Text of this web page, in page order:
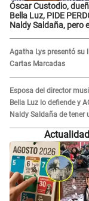
Óscar Custodio,
Bella Luz, PIDE
Naldy Saldaña, pero
grabar"
Agatha Lys presentó su
Cartas Marcadas
Esposa del director
Bella Luz lo defiende y
Naldy Saldaña de tener
relación con él y otros
Actualidad